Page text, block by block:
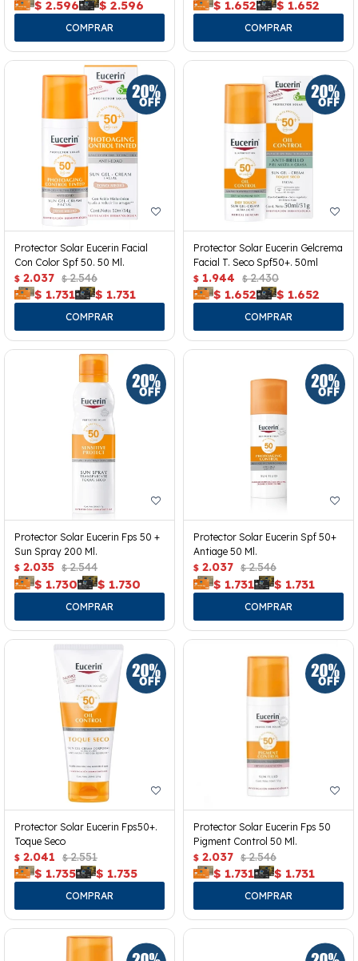
$ 2.596 $ 2.596 $ 1.652 $ 1.652
Protector Solar Eucerin Facial
Con Color Spf 50. 50 Ml.
$ 2.037 $ 2.546
$ 1.731 $ 1.731
Protector Solar Eucerin Gelcrema
Facial T. Seco Spf50+. 50ml
$ 1.944 $ 2.430
$ 1.652 $ 1.652
Protector Solar Eucerin Fps 50 +
Sun Spray 200 Ml.
$ 2.035 $ 2.544
$ 1.730 $ 1.730
Protector Solar Eucerin Spf 50+
Antiage 50 Ml.
$ 2.037 $ 2.546
$ 1.731 $ 1.731
Protector Solar Eucerin Fps50+.
Toque Seco
$ 2.041 $ 2.551
$ 1.735 $ 1.735
Protector Solar Eucerin Fps 50
Pigment Control 50 Ml.
$ 2.037 $ 2.546
$ 1.731 $ 1.731